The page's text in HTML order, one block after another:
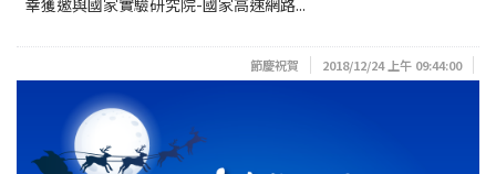
節慶祝賀 2018/12/24 上午 09:44:00